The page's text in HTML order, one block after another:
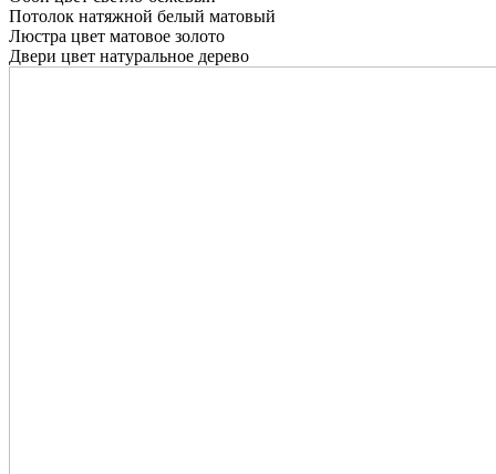
Потолок натяжной белый матовый
Люстра цвет матовое золото
Двери цвет натуральное дерево